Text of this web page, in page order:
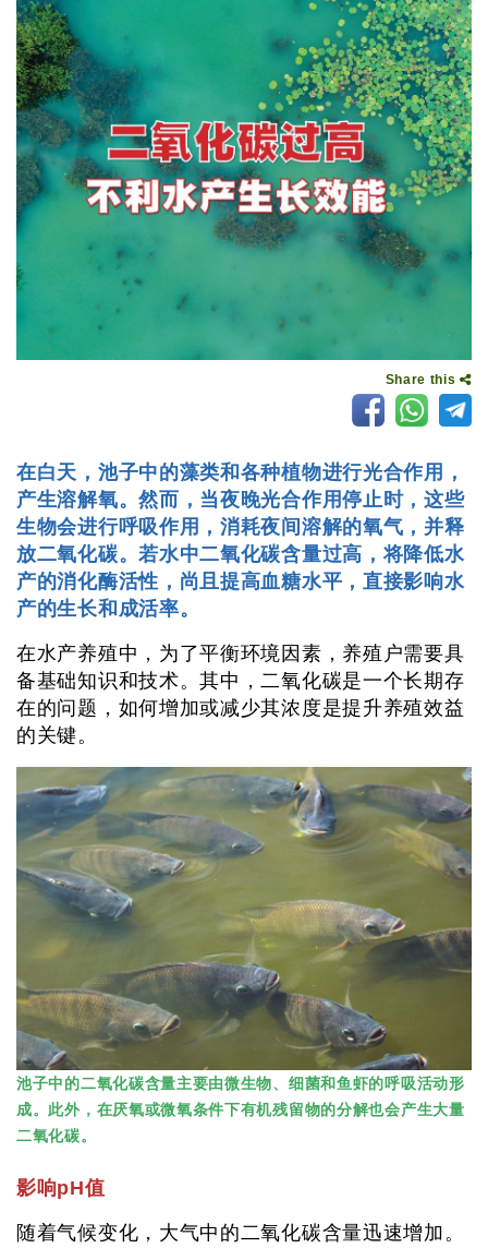
Share this
在白天，池子中的藻类和各种植物进行光合作用，
产生溶解氧。然而，当夜晚光合作用停止时，这些
生物会进行呼吸作用，消耗夜间溶解的氧气，并释
放二氧化碳。若水中二氧化碳含量过高，将降低水
产的消化酶活性，尚且提高血糖水平，直接影响水
产的生长和成活率。
在水产养殖中，为了平衡环境因素，养殖户需要具
备基础知识和技术。其中，二氧化碳是一个长期存
在的问题，如何增加或减少其浓度是提升养殖效益
的关键。
池子中的二氧化碳含量主要由微生物、细菌和鱼虾的呼吸活动形
成。此外，在厌氧或微氧条件下有机残留物的分解也会产生大量
二氧化碳。
影响pH值
随着气候变化，大气中的二氧化碳含量迅速增加。